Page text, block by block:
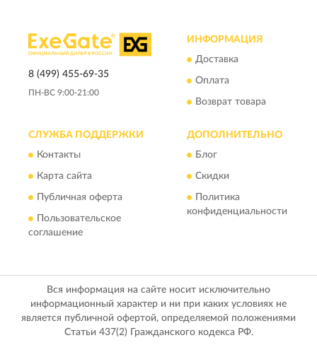
8 (499) 455-69-35
ПН-ВС 9:00-21:00
ИНФОРМАЦИЯ
Доставка
Оплата
Возврат товара
СЛУЖБА ПОДДЕРЖКИ
Контакты
Карта сайта
Публичная оферта
Пользовательское
соглашение
ДОПОЛНИТЕЛЬНО
Блог
Скидки
Политика
конфиденциальности
Вся информация на сайте носит исключительно
информационный характер и ни при каких условиях не
является публичной офертой, определяемой положениями
Статьи 437(2) Гражданского кодекса РФ.